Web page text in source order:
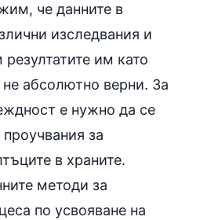
че данните в
изследвания и
им като
абсолютно верни. За
е нужно да се
за
в храните.
методи за
по усвояване на